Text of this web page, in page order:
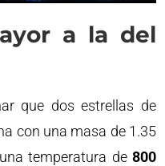
a la del
que dos estrellas de
con una masa de 1.35
temperatura de 800